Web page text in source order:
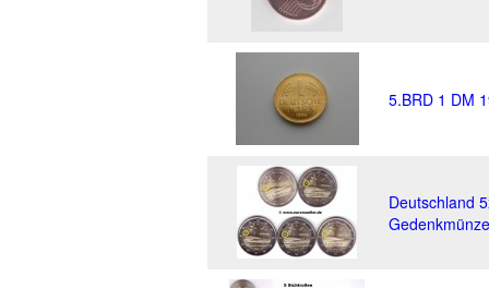
5.BRD 1 DM
Deutschland